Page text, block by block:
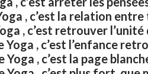
c’est la relation entre
c’est retrouver l’unité
, c’est l’enfance
, c’est la page